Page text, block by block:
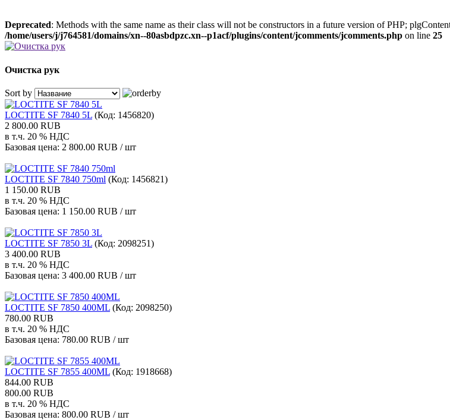
Deprecated: Methods with the same name as their class will not be constructors in a future version of PHP;
/home/users/j/j764581/domains/xn--80asbdpzc.xn--p1acf/plugins/content/jcomments/jcomments.php on line 25
Очистка рук
Sort by
LOCTITE SF 7840 5L (Код: 1456820)
2 800.00 RUB
в т.ч. 20 % НДС
Базовая цена: 2 800.00 RUB / шт
LOCTITE SF 7840 750ml (Код: 1456821)
1 150.00 RUB
в т.ч. 20 % НДС
Базовая цена: 1 150.00 RUB / шт
LOCTITE SF 7850 3L (Код: 2098251)
3 400.00 RUB
в т.ч. 20 % НДС
Базовая цена: 3 400.00 RUB / шт
LOCTITE SF 7850 400ML (Код: 2098250)
780.00 RUB
в т.ч. 20 % НДС
Базовая цена: 780.00 RUB / шт
LOCTITE SF 7855 400ML (Код: 1918668)
844.00 RUB
800.00 RUB
в т.ч. 20 % НДС
Базовая цена: 800.00 RUB / шт